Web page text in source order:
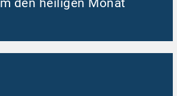
den heiligen Monat